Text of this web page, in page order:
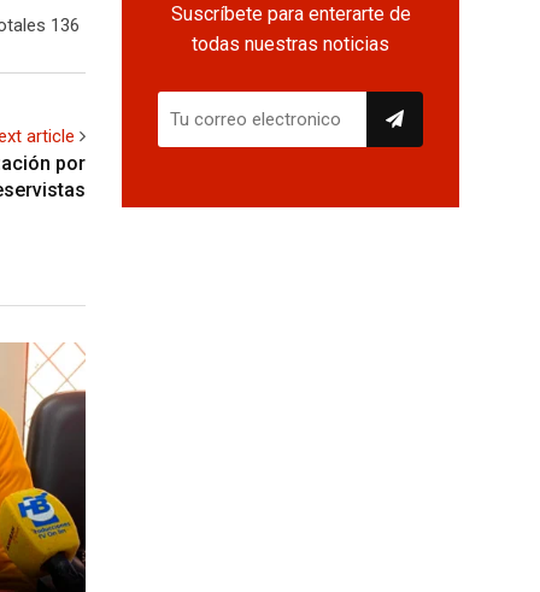
136
article
por
Suscríbete para enterarte de
todas nuestras noticias